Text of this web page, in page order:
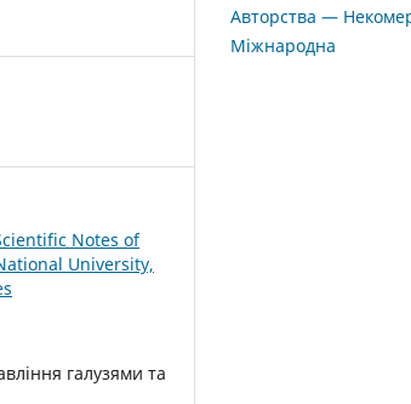
Notes of
University,
галузями та
Авторства —
Міжнародна